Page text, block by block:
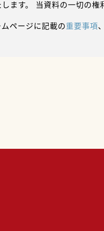
ます。 当資料の一切の
ページに記載の重要事項、